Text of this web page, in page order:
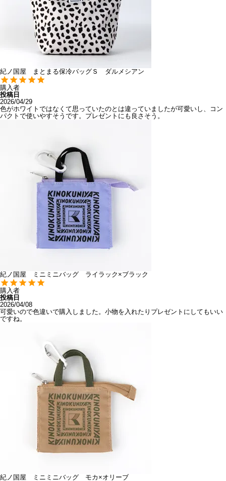
紀ノ国屋 まとまる保冷バッグＳ ダルメシアン
購入者
投稿日
2026/04/29
色がホワイトではなくて思っていたのとは違っていましたが可愛いし、コン
パクトで使いやすそうです。プレゼントにも良さそう。
紀ノ国屋 ミニミニバッグ ライラック×ブラック
購入者
投稿日
2026/04/08
可愛いので色違いで購入しました。小物を入れたりプレゼントにしてもいい
紀ノ国屋 ミニミニバッグ モカ×オリーブ